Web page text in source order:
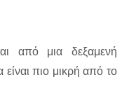
από μια δεξαμενή
πιο μικρή από το